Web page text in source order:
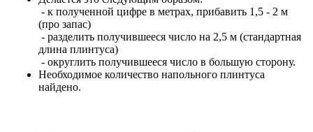
- к полученной цифре в метрах, прибавить 1,5 - 2 м
(про запас)
- разделить получившееся число на 2,5 м (стандартная
длина плинтуса)
- округлить получившееся число в большую сторону.
Необходимое количество напольного плинтуса
найдено.